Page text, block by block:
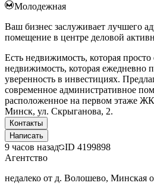
Молодежная
Ваш бизнес заслуживает лучшего
помещение в центре деловой
Есть недвижимость, которая просто
недвижимость, которая ежедневно
уверенность в инвестициях.
современное административное
расположенное на первом этаже ЖК
Минск, ул. Скрыганова, 2.
Контакты
Написать
9 часов назад ID 4199898
Агентство
недалеко от д. Волошево, Минская